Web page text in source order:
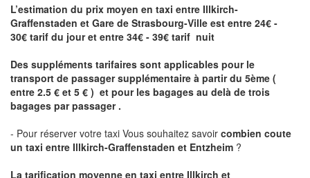
L’estimation du prix moyen en taxi entre Illkirch-
Graffenstaden et Gare de Strasbourg-Ville est entre 24€ -
30€ tarif du jour et entre 34€ - 39€ tarif nuit
Des suppléments tarifaires sont applicables pour le
transport de passager supplémentaire à partir du 5ème (
entre 2.5 € et 5 € ) et pour les bagages au delà de trois
bagages par passager .
- Pour réserver votre taxi Vous souhaitez savoir combien coute
un taxi entre Illkirch-Graffenstaden et Entzheim ?
La tarification moyenne en taxi entre Illkirch et